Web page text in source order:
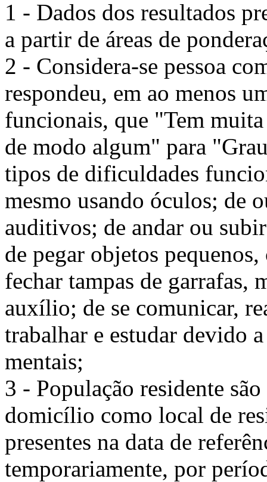
1 - Dados dos resultados
a partir de áreas de
2 - Considera-se pessoa
respondeu, em ao menos
funcionais, que "Tem
de modo algum" para
tipos de dificuldades
mesmo usando óculos; de
auditivos; de andar ou
de pegar objetos
fechar tampas de garrafas,
auxílio; de se comunicar,
trabalhar e estudar devido
mentais;
3 - População residente
domicílio como local de
presentes na data de
temporariamente, por